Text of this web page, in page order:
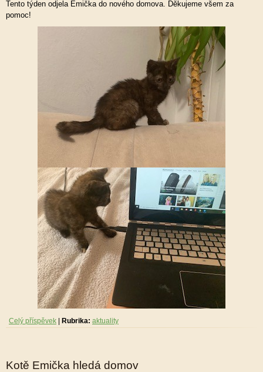
Tento týden odjela Emička do nového domova. Děkujeme všem za
pomoc!
Celý příspěvek Rubrika: aktuality
Kotě Emička hledá domov